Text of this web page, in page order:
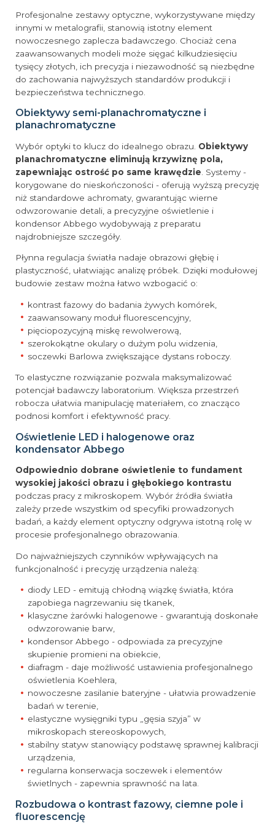
Profesjonalne zestawy optyczne, wykorzystywane między
innymi w metalografii, stanowią istotny element
nowoczesnego zaplecza badawczego. Chociaż cena
zaawansowanych modeli może sięgać kilkudziesięciu
tysięcy złotych, ich precyzja i niezawodność są niezbędne
do zachowania najwyższych standardów produkcji i
bezpieczeństwa technicznego.
Obiektywy semi-planachromatyczne i
planachromatyczne
Wybór optyki to klucz do idealnego obrazu. Obiektywy
planachromatyczne eliminują krzywiznę pola,
zapewniając ostrość po same krawędzie . Systemy -
korygowane do nieskończoności - oferują wyższą precyzję
niż standardowe achromaty, gwarantując wierne
odwzorowanie detali, a precyzyjne oświetlenie i
kondensor Abbego wydobywają z preparatu
najdrobniejsze szczegóły.
Płynna regulacja światła nadaje obrazowi głębię i
plastyczność, ułatwiając analizę próbek. Dzięki modułowej
budowie zestaw można łatwo wzbogacić o:
kontrast fazowy do badania żywych komórek,
zaawansowany moduł fluorescencyjny,
pięciopozycyjną miskę rewolwerową,
szerokokątne okulary o dużym polu widzenia,
soczewki Barlowa zwiększające dystans roboczy.
To elastyczne rozwiązanie pozwala maksymalizować
potencjał badawczy laboratorium. Większa przestrzeń
robocza ułatwia manipulację materiałem, co znacząco
podnosi komfort i efektywność pracy.
Oświetlenie LED i halogenowe oraz
kondensator Abbego
Odpowiednio dobrane oświetlenie to fundament
wysokiej jakości obrazu i głębokiego kontrastu
podczas pracy z mikroskopem. Wybór źródła światła
zależy przede wszystkim od specyfiki prowadzonych
badań, a każdy element optyczny odgrywa istotną rolę w
procesie profesjonalnego obrazowania.
Do najważniejszych czynników wpływających na
funkcjonalność i precyzję urządzenia należą:
diody LED - emitują chłodną wiązkę światła, która
zapobiega nagrzewaniu się tkanek,
klasyczne żarówki halogenowe - gwarantują doskonałe
odwzorowanie barw,
kondensor Abbego - odpowiada za precyzyjne
skupienie promieni na obiekcie,
diafragm - daje możliwość ustawienia profesjonalnego
oświetlenia Koehlera,
nowoczesne zasilanie bateryjne - ułatwia prowadzenie
badań w terenie,
elastyczne wysięgniki typu „gęsia szyja” w
mikroskopach stereoskopowych,
stabilny statyw stanowiący podstawę sprawnej kalibracji
urządzenia,
regularna konserwacja soczewek i elementów
świetlnych - zapewnia sprawność na lata.
Rozbudowa o kontrast fazowy, ciemne pole i
fluorescencję